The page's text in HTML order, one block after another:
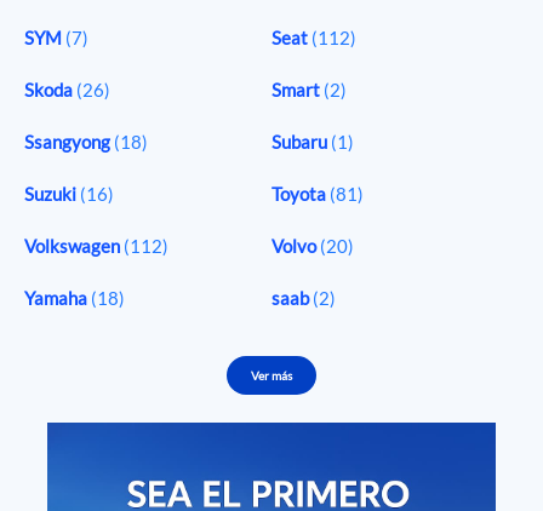
SYM (7) Seat (112)
Skoda (26) Smart (2)
Ssangyong (18) Subaru (1)
Suzuki (16) Toyota (81)
Volkswagen (112) Volvo(20)
Yamaha (18) saab(2)
Ver más